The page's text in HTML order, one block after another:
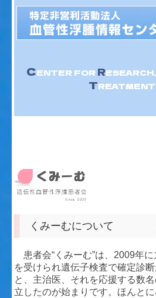
センター代表挨拶
診断と治療について
リンク
CENTER FOR RESEARCH,
T
くみーむについて
患者会“くみーむ”は、2009年
を受けられ遺伝子検査で確定診
と、主治医、それを応援する数
立したのが始まりです。ほんと